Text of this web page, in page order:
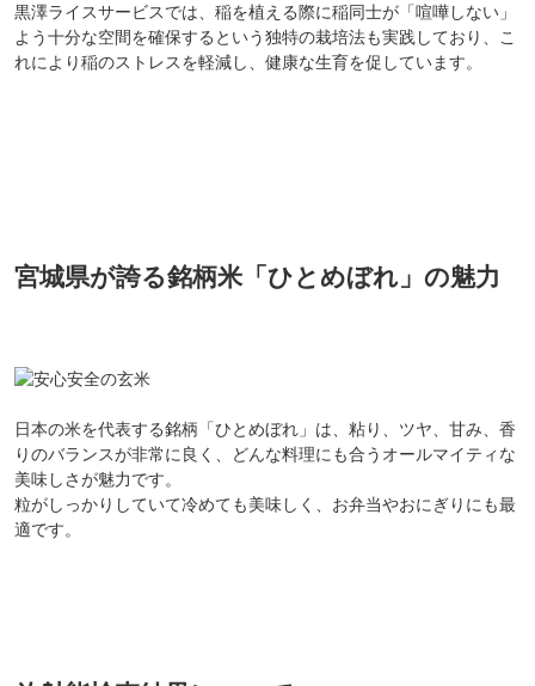
黒澤ライスサービスでは、稲を植える際に稲同士が「喧嘩しない」
よう十分な空間を確保するという独特の栽培法も実践しており、こ
れにより稲のストレスを軽減し、健康な生育を促しています。
宮城県が誇る銘柄米「ひとめぼれ」の魅力
日本の米を代表する銘柄「ひとめぼれ」は、粘り、ツヤ、甘み、香
りのバランスが非常に良く、どんな料理にも合うオールマイティな
美味しさが魅力です。
粒がしっかりしていて冷めても美味しく、お弁当やおにぎりにも最
適です。